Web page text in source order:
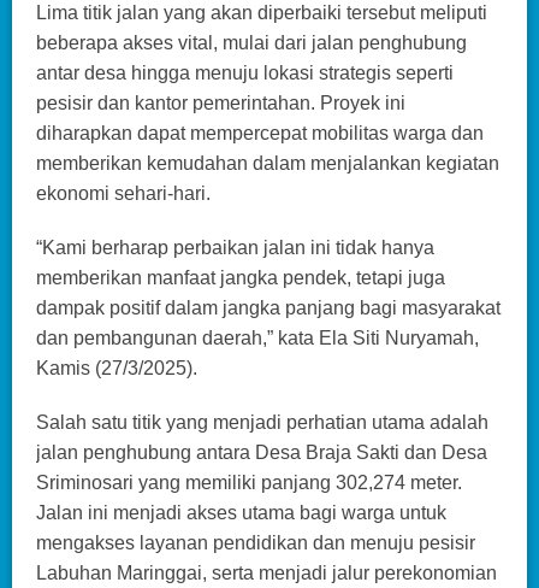
Lima titik jalan yang akan diperbaiki tersebut meliputi
beberapa akses vital, mulai dari jalan penghubung
antar desa hingga menuju lokasi strategis seperti
pesisir dan kantor pemerintahan. Proyek ini
diharapkan dapat mempercepat mobilitas warga dan
memberikan kemudahan dalam menjalankan kegiatan
ekonomi sehari-hari.
“Kami berharap perbaikan jalan ini tidak hanya
memberikan manfaat jangka pendek, tetapi juga
dampak positif dalam jangka panjang bagi masyarakat
dan pembangunan daerah,” kata Ela Siti Nuryamah,
Kamis (27/3/2025).
Salah satu titik yang menjadi perhatian utama adalah
jalan penghubung antara Desa Braja Sakti dan Desa
Sriminosari yang memiliki panjang 302,274 meter.
Jalan ini menjadi akses utama bagi warga untuk
mengakses layanan pendidikan dan menuju pesisir
Labuhan Maringgai, serta menjadi jalur perekonomian